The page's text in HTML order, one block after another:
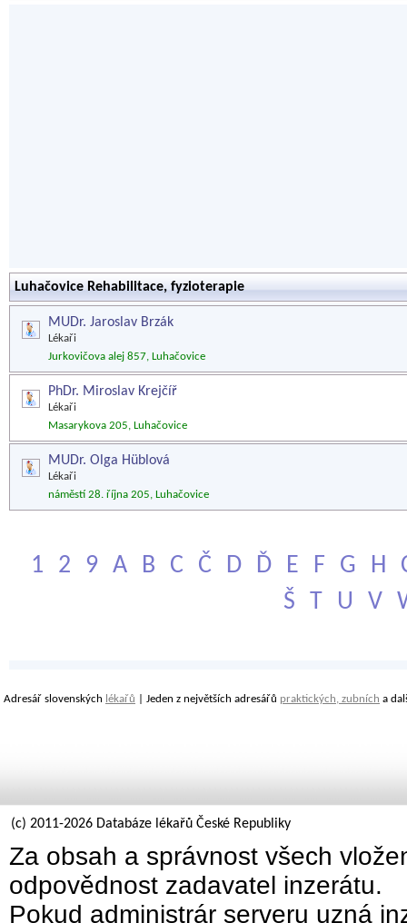
Luhačovice Rehabilitace, fyzioterapie
MUDr. Jaroslav Brzák
Lékaři
Jurkovičova alej 857, Luhačovice
PhDr. Miroslav Krejčíř
Lékaři
Masarykova 205, Luhačovice
MUDr. Olga Hüblová
Lékaři
náměstí 28. října 205, Luhačovice
1 2 9 A B C Č D Ď E F G H
Š
T U V
Adresář slovenských lékařů | Jeden z největších adresářů praktických, zubních a
(c) 2011-2026 Databáze lékařů České Republiky
Za obsah a správnost všech
odpovědnost zadavatel inzerátu.
Pokud administrár serveru uzná